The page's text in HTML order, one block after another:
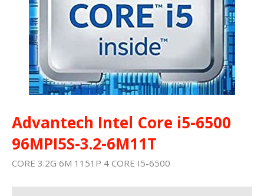
Advantech Intel Core i5-6500
96MPI5S-3.2-6M11T
CORE 3.2G 6M 1151P 4 CORE I5-6500